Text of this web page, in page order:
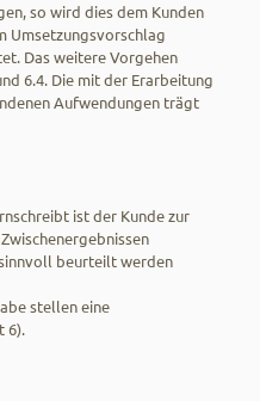
so wird dies dem Kunden
Umsetzungsvorschlag
Das weitere Vorgehen
6.4. Die mit der Erarbeitung
Aufwendungen trägt
ist der Kunde zur
beurteilt werden
stellen eine
6).